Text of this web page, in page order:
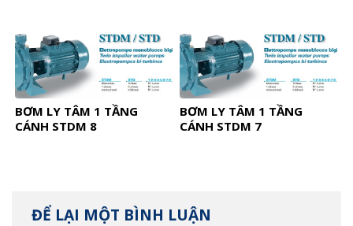
BƠM LY TÂM 1 TẦNG
CÁNH STDM 8
BƠM LY TÂM 1 TẦNG
CÁNH STDM 7
ĐỂ LẠI MỘT BÌNH LUẬN